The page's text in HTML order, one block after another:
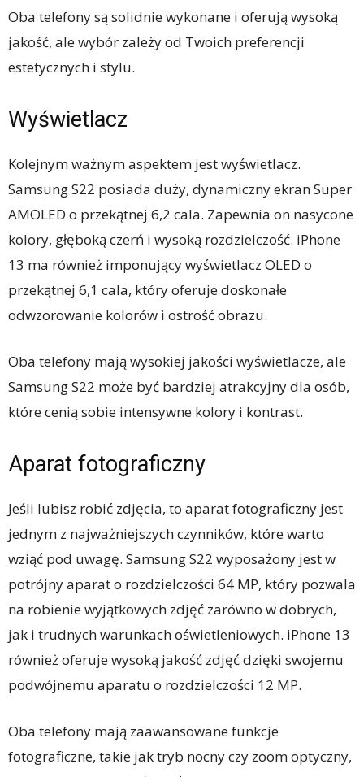
Oba telefony są solidnie wykonane i oferują wysoką
jakość, ale wybór zależy od Twoich preferencji
estetycznych i stylu.
Wyświetlacz
Kolejnym ważnym aspektem jest wyświetlacz.
Samsung S22 posiada duży, dynamiczny ekran Super
AMOLED o przekątnej 6,2 cala. Zapewnia on nasycone
kolory, głęboką czerń i wysoką rozdzielczość. iPhone
13 ma również imponujący wyświetlacz OLED o
przekątnej 6,1 cala, który oferuje doskonałe
odwzorowanie kolorów i ostrość obrazu.
Oba telefony mają wysokiej jakości wyświetlacze, ale
Samsung S22 może być bardziej atrakcyjny dla osób,
które cenią sobie intensywne kolory i kontrast.
Aparat fotograficzny
Jeśli lubisz robić zdjęcia, to aparat fotograficzny jest
jednym z najważniejszych czynników, które warto
wziąć pod uwagę. Samsung S22 wyposażony jest w
potrójny aparat o rozdzielczości 64 MP, który pozwala
na robienie wyjątkowych zdjęć zarówno w dobrych,
jak i trudnych warunkach oświetleniowych. iPhone 13
również oferuje wysoką jakość zdjęć dzięki swojemu
podwójnemu aparatu o rozdzielczości 12 MP.
Oba telefony mają zaawansowane funkcje
fotograficzne, takie jak tryb nocny czy zoom optyczny,